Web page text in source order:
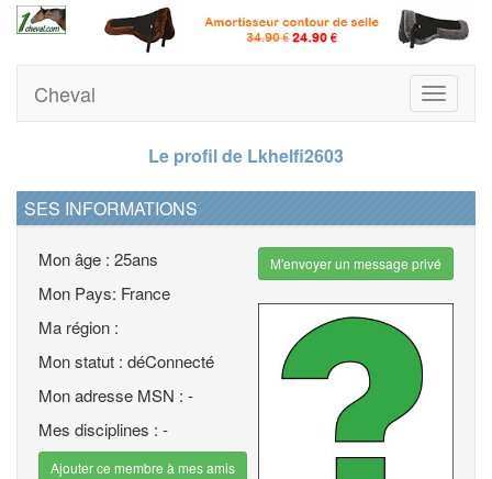
Toggle
Cheval
Le profil de Lkhelfi2603
SES INFORMATIONS
Mon âge : 25ans
Mon Pays: France
Ma région :
Mon statut : déConnecté
Mon adresse MSN : -
Mes disciplines : -
Ajouter ce membre à mes amis
M'envoyer un message privé